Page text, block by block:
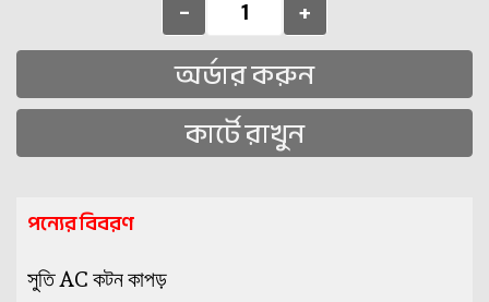
- +
অর্ডার করুন
কার্টে রাখুন
পন্যের বিবরণ
সুতি AC কটন কাপড়